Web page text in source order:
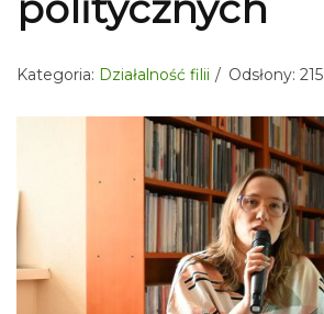
Kategoria: Działalność filii Odsłony: 215